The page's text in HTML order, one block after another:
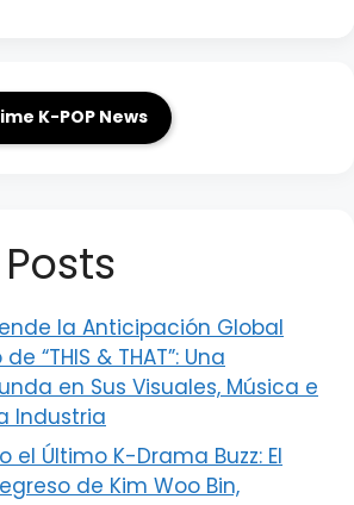
K-POP News
la Anticipación Global
“THIS & THAT”: Una
en Sus Visuales, Música e
Industria
el Último K-Drama Buzz: El
de Kim Woo Bin,